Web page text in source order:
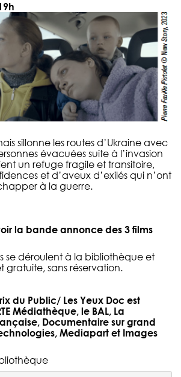
sillonne les routes d’Ukraine avec
évacuées suite à l’invasion
un refuge fragile et transitoire,
et d’aveux d’exilés qui n’ont
à la guerre.
la bande annonce des 3 films
se déroulent à la bibliothèque et
gratuite, sans réservation.
du Public/ Les Yeux Doc est
Médiathèque, le BAL, La
Documentaire sur grand
Mediapart et Images